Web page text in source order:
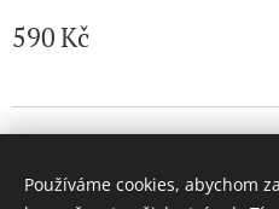
590Kč
Používáme cookies, abychom